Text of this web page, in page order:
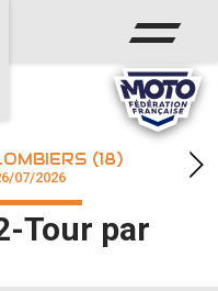
(18)
07/2026
Tour par